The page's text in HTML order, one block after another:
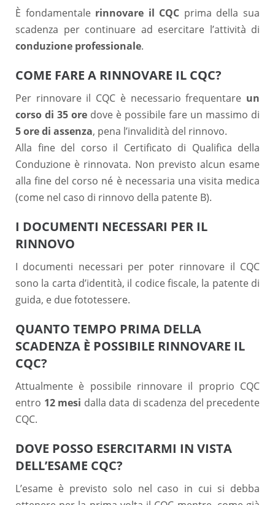
È fondamentale rinnovare il CQC prima della sua
scadenza per continuare ad esercitare l’attività di
conduzione professionale.
COME FARE A RINNOVARE IL CQC?
Per rinnovare il CQC è necessario frequentare un
corso di 35 ore dove è possibile fare un massimo di
5 ore di assenza, pena l’invalidità del rinnovo.
Alla fine del corso il Certificato di Qualifica della
Conduzione è rinnovata. Non previsto alcun esame
alla fine del corso né è necessaria una visita medica
(come nel caso di rinnovo della patente B).
I DOCUMENTI NECESSARI PER IL
RINNOVO
I documenti necessari per poter rinnovare il CQC
sono la carta d’identità, il codice fiscale, la patente di
guida, e due fototessere.
QUANTO TEMPO PRIMA DELLA
SCADENZA È POSSIBILE RINNOVARE IL
CQC?
Attualmente è possibile rinnovare il proprio CQC
entro 12 mesi dalla data di scadenza del precedente
CQC.
DOVE POSSO ESERCITARMI IN VISTA
DELL’ESAME CQC?
L’esame è previsto solo nel caso in cui si debba